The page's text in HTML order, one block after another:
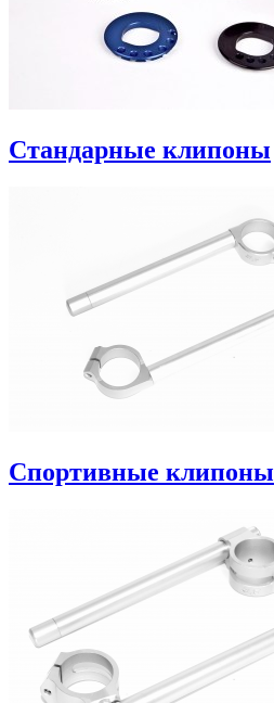
Стандарные клипоны
Спортивные клипоны